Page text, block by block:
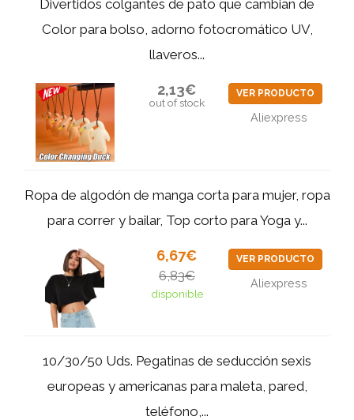
Divertidos colgantes de pato que cambian de
Color para bolso, adorno fotocromático UV,
llaveros...
2,13€
out of stock
VER PRODUCTO
Aliexpress
Ropa de algodón de manga corta para mujer, ropa
para correr y bailar, Top corto para Yoga y...
6,67€
6,83€
disponible
VER PRODUCTO
Aliexpress
10/30/50 Uds. Pegatinas de seducción sexis
europeas y americanas para maleta, pared,
teléfono,...